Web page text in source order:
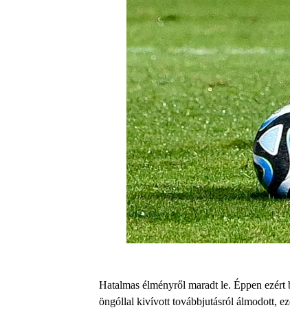
Hatalmas élményről maradt le. Éppen
öngóllal kivívott továbbjutásról álmodott,